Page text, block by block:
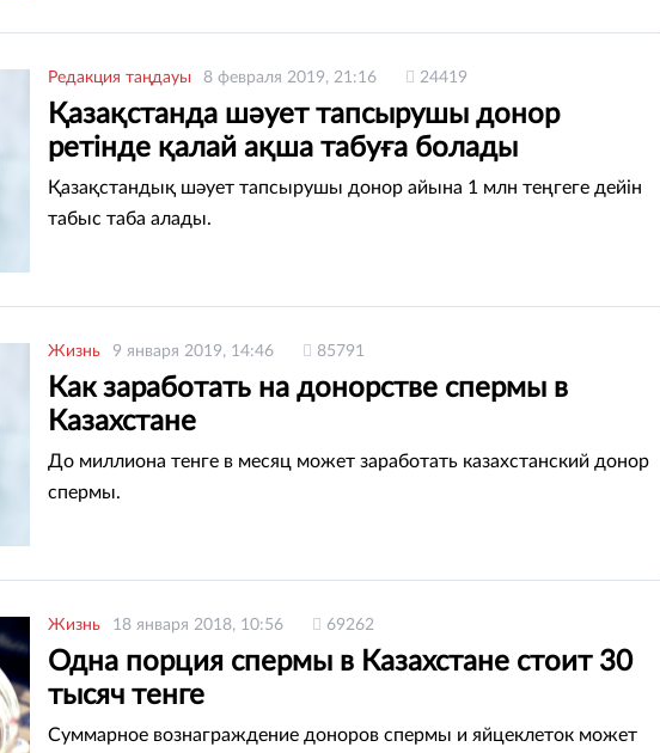
Редакция таңдауы 8 февраля 2019, 21:16 24419
Қазақстанда шәует тапсырушы донор
ретінде қалай ақша табуға болады
Қазақстандық шәует тапсырушы донор айына 1 млн теңгеге дейін
табыс таба алады.
Жизнь 9 января 2019, 14:46 85791
Как заработать на донорстве спермы в
Казахстане
До миллиона тенге в месяц может заработать казахстанский донор
спермы.
Жизнь 18 января 2018, 10:56 69262
Одна порция спермы в Казахстане стоит 30
тысяч тенге
Суммарное вознаграждение доноров спермы и яйцеклеток может